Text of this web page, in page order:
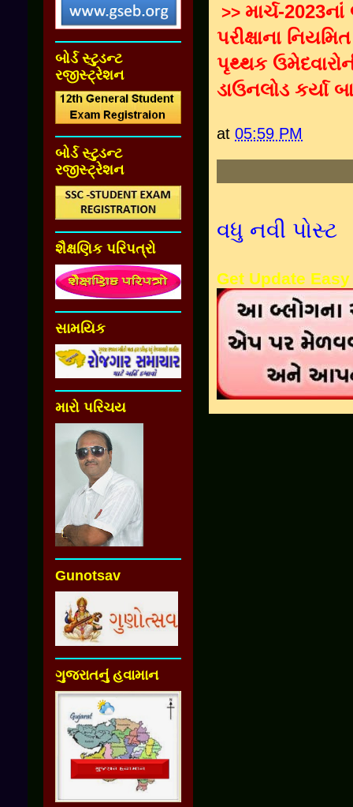
>> માર્ચ-
પરીક્ષાના
પૃથ્થક
ડાઉનલોડ કર્યા
at 05:59 PM
વધુ નવી પોસ્ટ
Get Update Easy
બોર્ડ સ્ટુડન્ટ
રજીસ્ટ્રેશન
બોર્ડ સ્ટુડન્ટ
રજીસ્ટ્રેશન
શૈક્ષણિક પરિપત્રો
સામયિક
મારો પરિચય
Gunotsav
ગુજરાતનું હવામાન